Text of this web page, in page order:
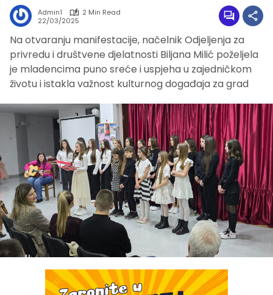
Admin1
2 Min Read
22/03/2025
Na otvaranju manifestacije, načelnik Odjeljenja za
privredu i društvene djelatnosti Biljana Milić poželjela
je mladencima puno sreće i uspjeha u zajedničkom
životu i istakla važnost kulturnog događaja za grad